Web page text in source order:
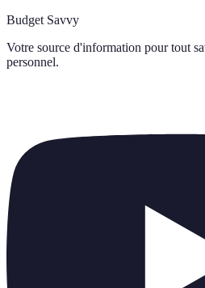
Budget Savvy
Votre source d'information pour tout
personnel.